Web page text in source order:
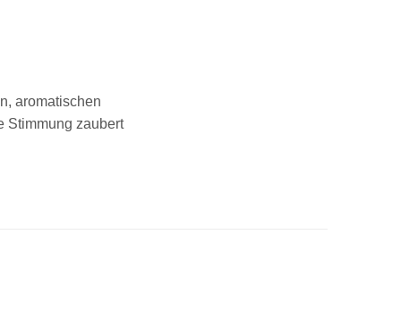
aromatischen
Stimmung zaubert